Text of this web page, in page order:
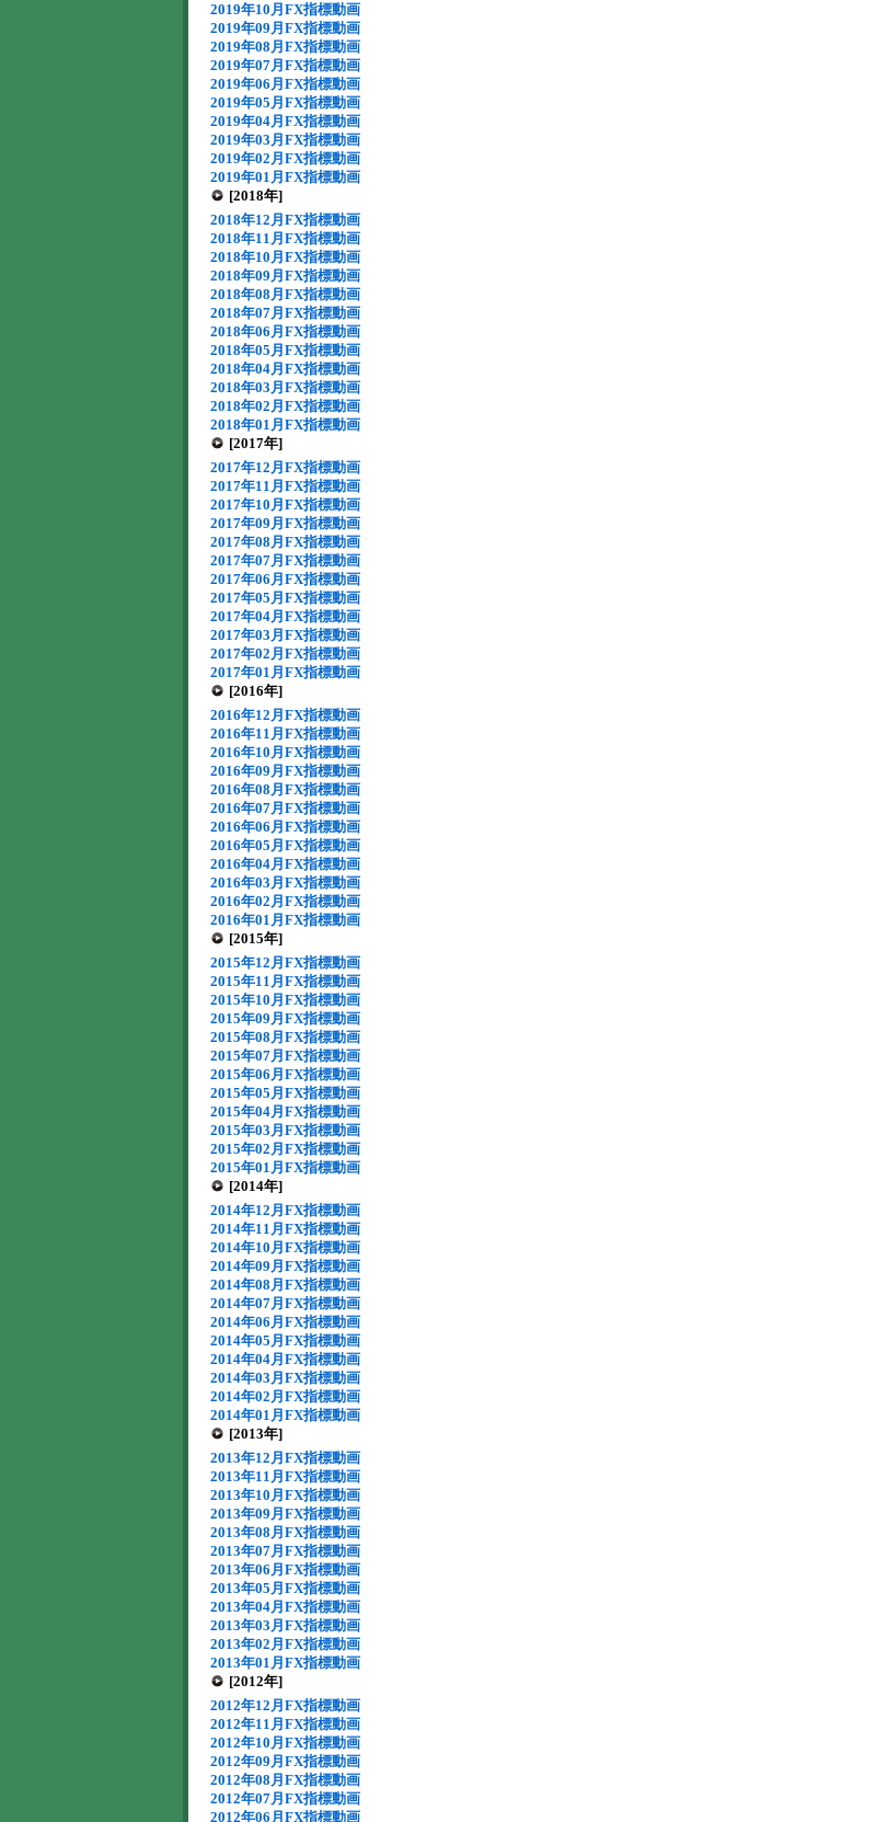
2019年10月FX指標動画
2019年09月FX指標動画
2019年08月FX指標動画
2019年07月FX指標動画
2019年06月FX指標動画
2019年05月FX指標動画
2019年04月FX指標動画
2019年03月FX指標動画
2019年02月FX指標動画
2019年01月FX指標動画
[2018年]
2018年12月FX指標動画
2018年11月FX指標動画
2018年10月FX指標動画
2018年09月FX指標動画
2018年08月FX指標動画
2018年07月FX指標動画
2018年06月FX指標動画
2018年05月FX指標動画
2018年04月FX指標動画
2018年03月FX指標動画
2018年02月FX指標動画
2018年01月FX指標動画
[2017年]
2017年12月FX指標動画
2017年11月FX指標動画
2017年10月FX指標動画
2017年09月FX指標動画
2017年08月FX指標動画
2017年07月FX指標動画
2017年06月FX指標動画
2017年05月FX指標動画
2017年04月FX指標動画
2017年03月FX指標動画
2017年02月FX指標動画
2017年01月FX指標動画
[2016年]
2016年12月FX指標動画
2016年11月FX指標動画
2016年10月FX指標動画
2016年09月FX指標動画
2016年08月FX指標動画
2016年07月FX指標動画
2016年06月FX指標動画
2016年05月FX指標動画
2016年04月FX指標動画
2016年03月FX指標動画
2016年02月FX指標動画
2016年01月FX指標動画
[2015年]
2015年12月FX指標動画
2015年11月FX指標動画
2015年10月FX指標動画
2015年09月FX指標動画
2015年08月FX指標動画
2015年07月FX指標動画
2015年06月FX指標動画
2015年05月FX指標動画
2015年04月FX指標動画
2015年03月FX指標動画
2015年02月FX指標動画
2015年01月FX指標動画
[2014年]
2014年12月FX指標動画
2014年11月FX指標動画
2014年10月FX指標動画
2014年09月FX指標動画
2014年08月FX指標動画
2014年07月FX指標動画
2014年06月FX指標動画
2014年05月FX指標動画
2014年04月FX指標動画
2014年03月FX指標動画
2014年02月FX指標動画
2014年01月FX指標動画
[2013年]
2013年12月FX指標動画
2013年11月FX指標動画
2013年10月FX指標動画
2013年09月FX指標動画
2013年08月FX指標動画
2013年07月FX指標動画
2013年06月FX指標動画
2013年05月FX指標動画
2013年04月FX指標動画
2013年03月FX指標動画
2013年02月FX指標動画
2013年01月FX指標動画
[2012年]
2012年12月FX指標動画
2012年11月FX指標動画
2012年10月FX指標動画
2012年09月FX指標動画
2012年08月FX指標動画
2012年07月FX指標動画
2012年06月FX指標動画